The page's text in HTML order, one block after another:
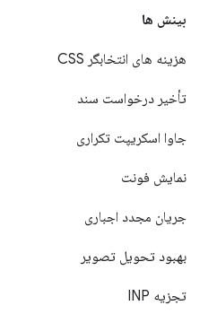
بینش ها
هزینه های انتخابگر CSS
تأخیر درخواست سند
جاوا اسکریپت تکراری
نمایش فونت
جریان مجدد اجباری
بهبود تحویل تصویر
تجزیه INP